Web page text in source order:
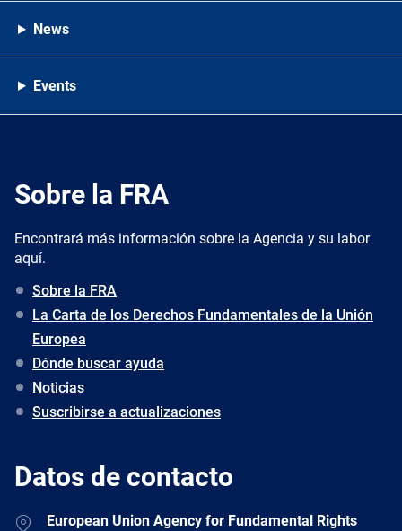
News
Events
Sobre la FRA
Encontrará más información sobre la Agencia y su labor
aquí.
Sobre la FRA
La Carta de los Derechos Fundamentales de la Unión
Europea
Dónde buscar ayuda
Noticias
Suscribirse a actualizaciones
Datos de contacto
AddressEuropean Union Agency for Fundamental Rights